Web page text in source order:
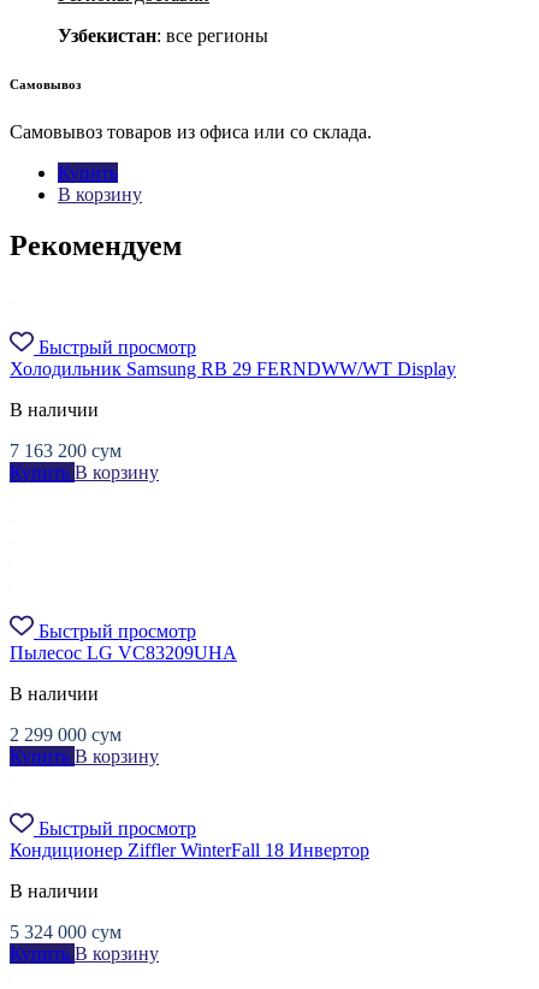
Узбекистан: все регионы
Самовывоз
Самовывоз товаров из офиса или со склада.
Купить
В корзину
Рекомендуем
Быстрый просмотр
Холодильник Samsung RB 29 FERNDWW/WT Display
В наличии
7 163 200 сум
Купить В корзину
Быстрый просмотр
Пылесос LG VC83209UHA
В наличии
2 299 000 сум
Купить В корзину
Быстрый просмотр
Кондиционер Ziffler WinterFall 18 Инвертор
В наличии
5 324 000 сум
Купить В корзину